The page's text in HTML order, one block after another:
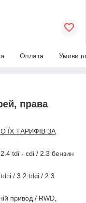
Оплата Умови
права
ТАРИФІВ ЗА
tdi - cdi / 2.3 бензин
/ 3.2 tdci / 2.3
привод / RWD,